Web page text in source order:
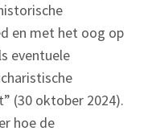
en met het oog op
eventuele
(30 oktober 2024).
hoe de